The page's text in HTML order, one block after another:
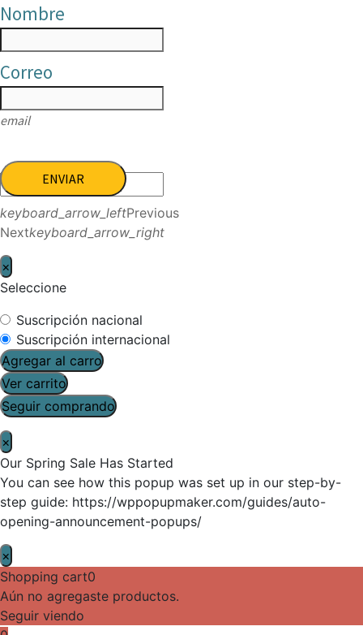
Nombre
Correo
email
ENVIAR
keyboard_arrow_leftPrevious
Nextkeyboard_arrow_right
×
Seleccione
Suscripción nacional
Suscripción internacional
Agregar al carro
Ver carrito
Seguir comprando
×
Our Spring Sale Has Started
You can see how this popup was set up in our step-by-
step guide: https://wppopupmaker.com/guides/auto-
opening-announcement-popups/
×
Shopping cart0
Aún no agregaste productos.
Seguir viendo